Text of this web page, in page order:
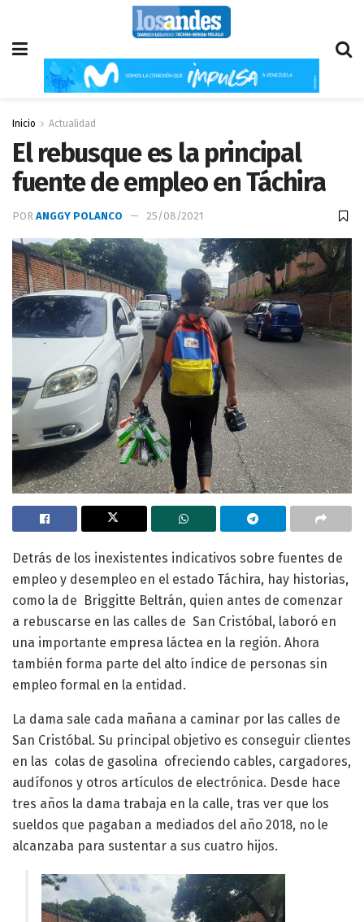
Inicio Actualidad
El rebusque es la principal
fuente de empleo en Táchira
POR ANGGY POLANCO 25/08/2021
Detrás de los inexistentes indicativos sobre fuentes de
empleo y desempleo en el estado Táchira, hay historias,
como la de Briggitte Beltrán, quien antes de comenzar
a rebuscarse en las calles de San Cristóbal, laboró en
una importante empresa láctea en la región. Ahora
también forma parte del alto índice de personas sin
empleo formal en la entidad.
La dama sale cada mañana a caminar por las calles de
San Cristóbal. Su principal objetivo es conseguir clientes
en las colas de gasolina ofreciendo cables, cargadores,
audífonos y otros artículos de electrónica. Desde hace
tres años la dama trabaja en la calle, tras ver que los
sueldos que pagaban a mediados del año 2018, no le
alcanzaba para sustentar a sus cuatro hijos.